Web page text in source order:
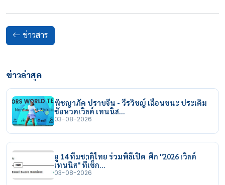
ข่าวสาร
ข่าวล่าสุด
พิชญาภัค ปราบจีน - วีรวิชญ์ เฉือนชนะ ประเดิม
ชัยหวดเวิลด์ เทนนิส…
03-08-2026
ยู 14 ทีมชาติไทย ร่วมพิธีเปิด ศึก "2026 เวิลด์
เทนนิส" ที่เช็ก…
03-08-2026